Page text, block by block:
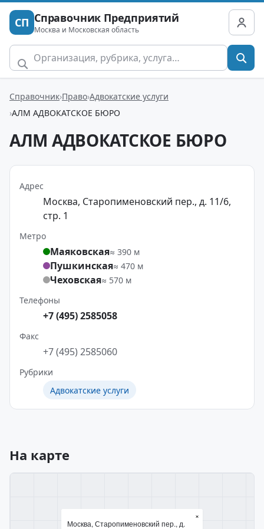
СП Справочник Предприятий
Москва и Московская область
Справочник Право Адвокатские услуги
АЛМ АДВОКАТСКОЕ БЮРО
АЛМ АДВОКАТСКОЕ БЮРО
Адрес
Москва, Старопименовский пер., д. 11/6,
стр. 1
Метро
Маяковская≈ 390 м
Пушкинская≈ 470 м
Чеховская≈ 570 м
Телефоны
+7 (495) 2585058
Факс
+7 (495) 2585060
Рубрики
Адвокатские услуги
На карте
Москва, Старопименовский пер., д.
×